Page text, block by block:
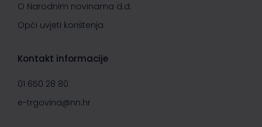
O Narodnim novinama d.d.
Opći uvjeti korištenja
Kontakt informacije
01 650 28 80
e-trgovina@nn.hr